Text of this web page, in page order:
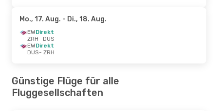
Mo., 17. Aug. - Di., 18. Aug.
EWDirekt
ZRH- DUS
EWDirekt
DUS- ZRH
Günstige Flüge für alle
Fluggesellschaften